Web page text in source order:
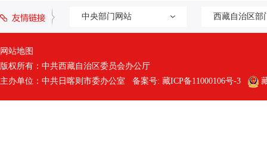
中央部门网站 西藏自治区部
网站地图
版权所有：中共西藏自治区委员会办公厅
主办单位：中共日喀则市委办公室 备案号: 藏ICP备11000106号-3